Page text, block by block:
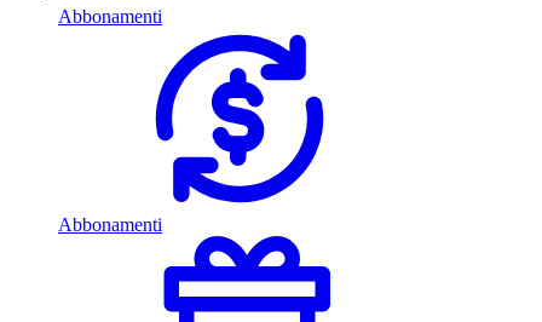
Abbonamenti
Abbonamenti